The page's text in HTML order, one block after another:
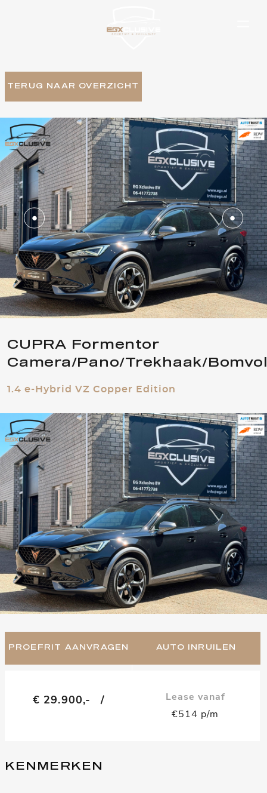
TERUG NAAR OVERZICHT
CUPRA Formentor
Camera/Pano/Trekhaak/
1.4 e-Hybrid VZ Copper Edition
PROEFRIT AANVRAGEN AUTO INRUILEN
€ 29.900,- /
Lease vanaf
€514 p/m
KENMERKEN